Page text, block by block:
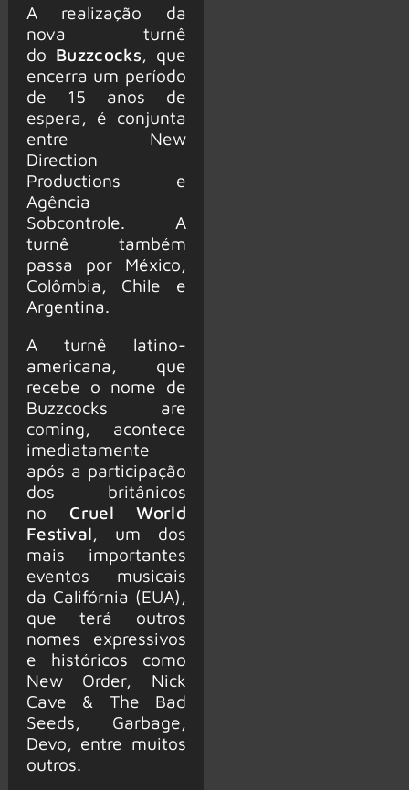
A realização da
nova turnê
do Buzzcocks , que
encerra um período
de 15 anos de
espera, é conjunta
entre New
Direction
Productions e
Agência
Sobcontrole. A
turnê também
passa por México,
Colômbia, Chile e
Argentina.
A turnê latino-
americana, que
recebe o nome de
Buzzcocks are
coming, acontece
imediatamente
após a participação
dos britânicos
no Cruel World
Festival, um dos
mais importantes
eventos musicais
da Califórnia (EUA),
que terá outros
nomes expressivos
e históricos como
New Order, Nick
Cave & The Bad
Seeds, Garbage,
Devo, entre muitos
outros.